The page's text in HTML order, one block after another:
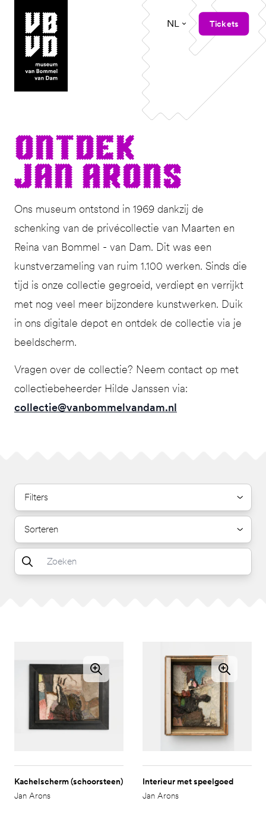
museum van Bommel van Dam
NL Tickets
Ont­dek
Jan Arons
Ons museum ontstond in 1969 dankzij de
schenking van de privécollectie van Maarten en
Reina van Bommel - van Dam. Dit was een
kunstverzameling van ruim 1.100 werken. Sinds die
tijd is onze collectie gegroeid, verdiept en verrijkt
met nog veel meer bijzondere kunstwerken. Duik
in ons digitale depot en ontdek de collectie via je
beeldscherm.
Vragen over de collectie? Neem contact op met
collectiebeheerder Hilde Janssen via:
collectie@vanbommelvandam.nl
Filters
Sorteren
Kachelscherm (schoorsteen)
Jan Arons
Interieur met speelgoed
Jan Arons